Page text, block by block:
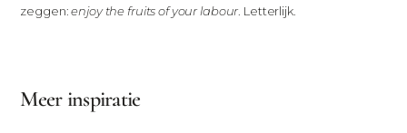
zeggen:enjoy the fruits of your labour. Letterlijk.
Meer inspiratie